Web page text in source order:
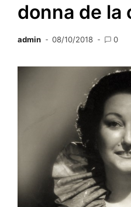
donna de la
admin 08/10/2018 0